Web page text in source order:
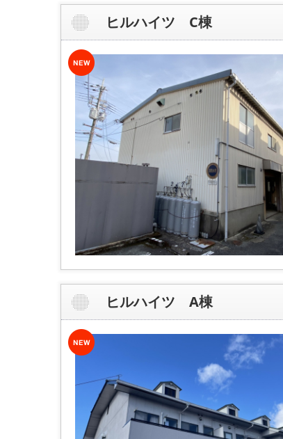
ヒルハイツ C棟
ヒルハイツ A棟